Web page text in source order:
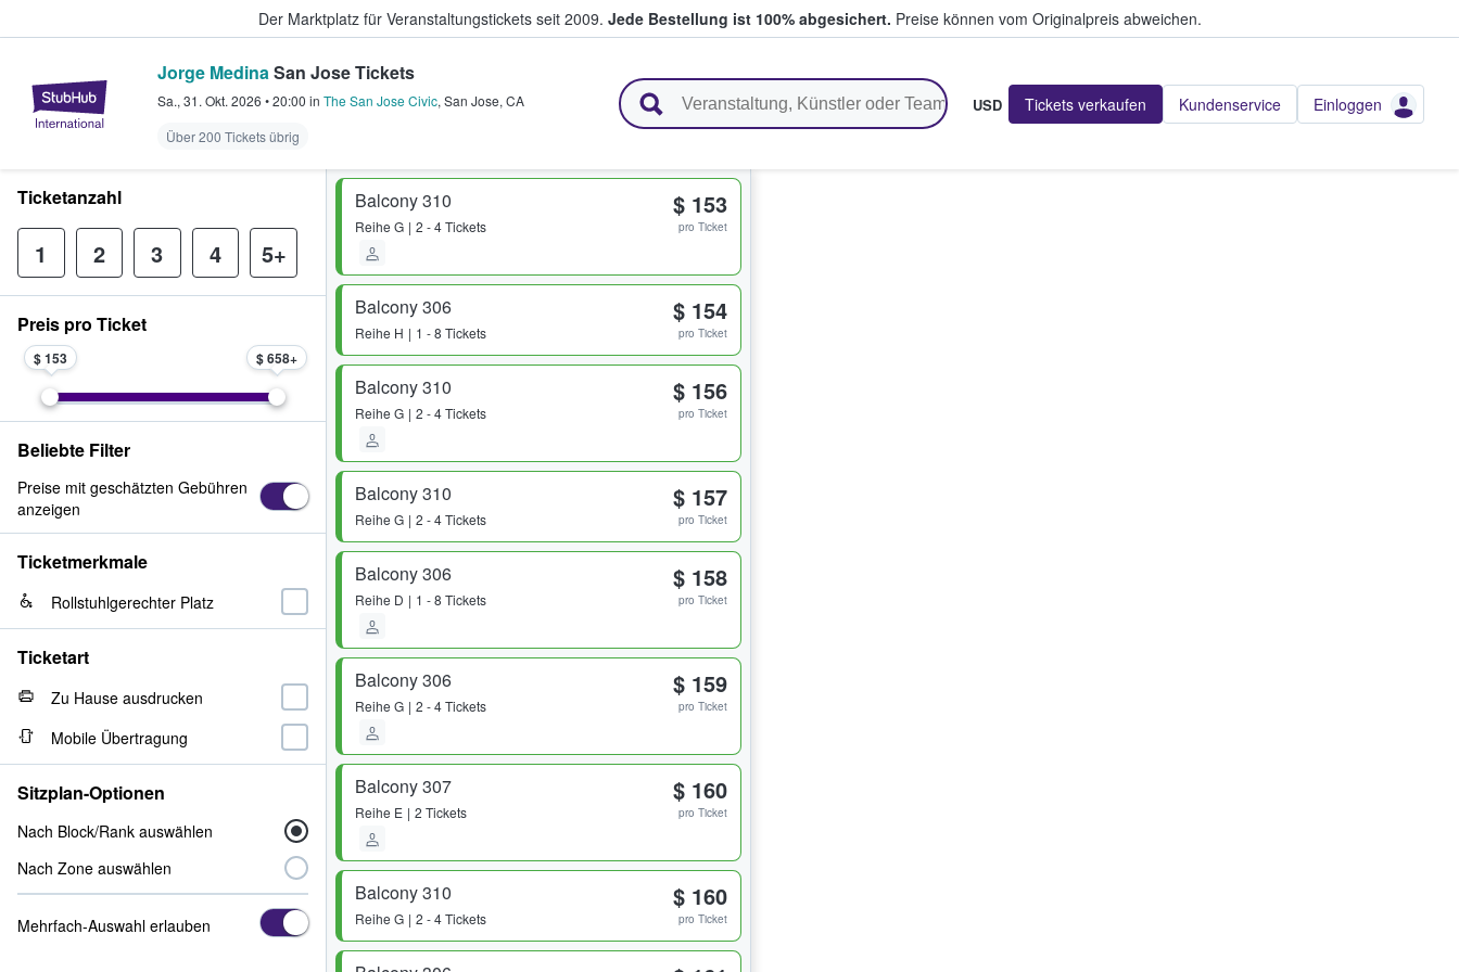
Der Marktplatz für Veranstaltungstickets seit 2009. Jede Bestellung ist 100% abgesichert. Preise können vom Originalpreis abweichen.
StubHub - Wo Fans Tickets kaufen & verkaufen
Jorge MedinaSan Jose Tickets
Sa., 31. Okt. 2026 •20:00 in The San Jose Civic, San Jose, CA
Über 200 Tickets übrig
USD Tickets verkaufen Kundenservice Einloggen
Balcony 310
Reihe G 2 - 4 Tickets
$ 153
pro Ticket
Balcony 306
Reihe H 1 - 8 Tickets
$ 154
pro Ticket
Balcony 310
Reihe G 2 - 4 Tickets
$ 156
pro Ticket
Balcony 310
Reihe G 2 - 4 Tickets
$ 157
pro Ticket
Balcony 306
Reihe D 1 - 8 Tickets
$ 158
pro Ticket
Balcony 306
Reihe G 2 - 4 Tickets
$ 159
pro Ticket
Balcony 307
Reihe E 2 Tickets
$ 160
pro Ticket
Balcony 310
Reihe G 2 - 4 Tickets
$ 160
pro Ticket
Ticketanzahl
1 2 3 4 5+
Preis pro Ticket
$ 153 $ 658
Beliebte Filter
Preise mit geschätzten Gebühren
anzeigen
Ticketmerkmale
Rollstuhlgerechter Platz
Ticketart
Zu Hause ausdrucken
Mobile Übertragung
Sitzplan-Optionen
Nach Block/Rank auswählen
Nach Zone auswählen
Mehrfach-Auswahl erlauben